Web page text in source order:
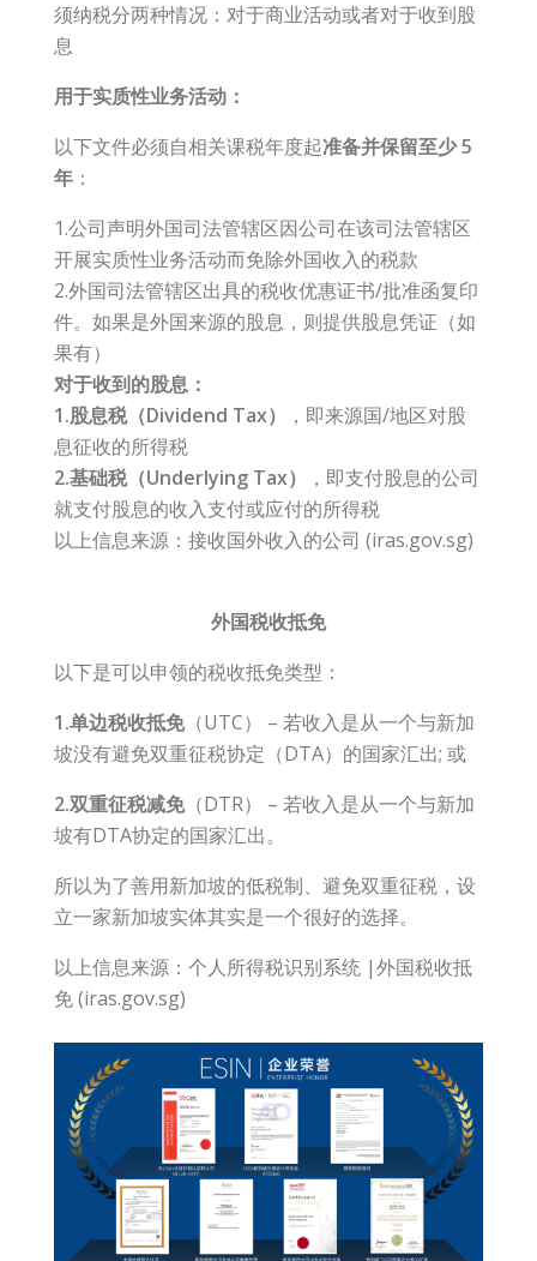
须纳税分两种情况：对于商业活动或者对于收到股
息
用于实质性业务活动：
以下文件必须自相关课税年度起准备并保留至少 5
年 ：
1.公司声明外国司法管辖区因公司在该司法管辖区
开展实质性业务活动而免除外国收入的税款
2.外国司法管辖区出具的税收优惠证书/批准函复印
件。如果是外国来源的股息，则提供股息凭证（如
果有）
对于收到的股息：
1.股息税（Dividend Tax）
，即来源国/地区对股
息征收的所得税
2.基础税（Underlying Tax）
，即支付股息的公司
就支付股息的收入支付或应付的所得税
以上信息来源：接收国外收入的公司 (iras.gov.sg)
外国税收抵免
以下是可以申领的税收抵免类型：
1.单边税收抵免（UTC） – 若收入是从一个与新加
坡没有避免双重征税协定 （DTA）的国家汇出; 或
2.双重征税减免（DTR） – 若收入是从一个与新加
坡有DTA协定的国家汇出。
所以为了善用新加坡的低税制、避免双重征税，设
立一家新加坡实体其实是一个很好的选择。
以上信息来源：个人所得税识别系统 |外国税收抵
免 (iras.gov.sg)